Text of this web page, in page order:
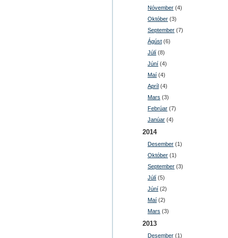
Nóvember (4)
Október (3)
September (7)
Ágúst (6)
Júlí (8)
Júní (4)
Maí (4)
Apríl (4)
Mars (3)
Febrúar (7)
Janúar (4)
2014
Desember (1)
Október (1)
September (3)
Júlí (5)
Júní (2)
Maí (2)
Mars (3)
2013
Desember (1)